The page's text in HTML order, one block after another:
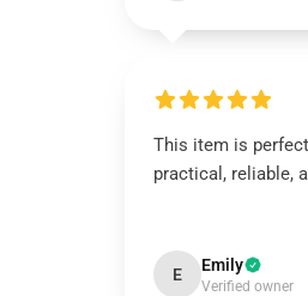
This item is
practical, reliable,
E Emily
Verified owner